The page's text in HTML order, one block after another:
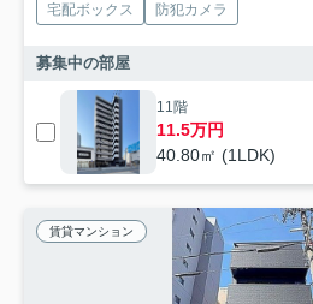
宅配ボックス
防犯カメラ
募集中の部屋
11階
11.5万円
40.80㎡ (1LDK)
賃貸マンション